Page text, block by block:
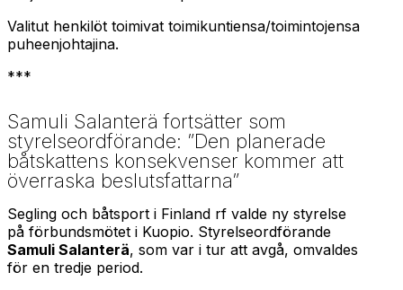
Valitut henkilöt toimivat toimikuntiensa/toimintojensa
puheenjohtajina.
***
Samuli Salanterä fortsätter som
styrelseordförande: ”Den planerade
båtskattens konsekvenser kommer att
överraska beslutsfattarna”
Segling och båtsport i Finland rf valde ny styrelse
på förbundsmötet i Kuopio. Styrelseordförande
Samuli Salanterä, som var i tur att avgå, omvaldes
för en tredje period.